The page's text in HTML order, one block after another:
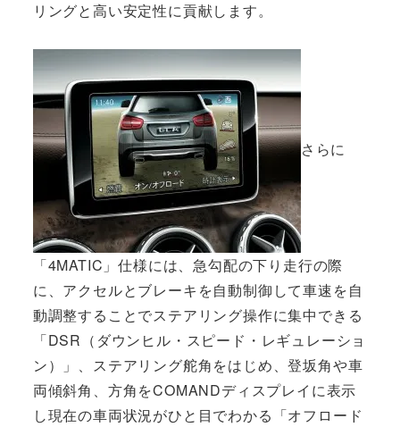
リングと高い安定性に貢献します。
さらに
「4MATIC」仕様には、急勾配の下り走行の際
に、アクセルとブレーキを自動制御して車速を自
動調整することでステアリング操作に集中できる
「DSR（ダウンヒル・スピード・レギュレーショ
ン）」、ステアリング舵角をはじめ、登坂角や車
両傾斜角、方角をCOMANDディスプレイに表示
し現在の車両状況がひと目でわかる「オフロード